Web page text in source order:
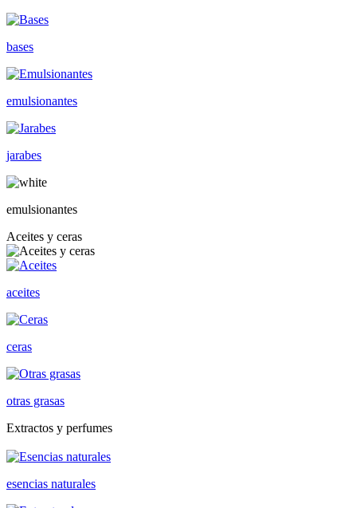
bases
emulsionantes
jarabes
emulsionantes
Aceites y ceras
aceites
ceras
otras grasas
Extractos y perfumes
esencias naturales